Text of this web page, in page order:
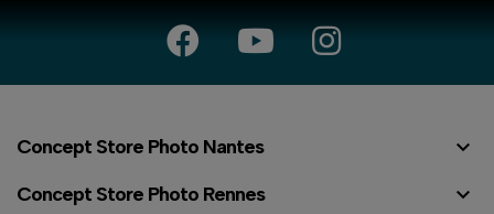
Concept Store Photo Nantes 
Concept Store Photo Rennes 